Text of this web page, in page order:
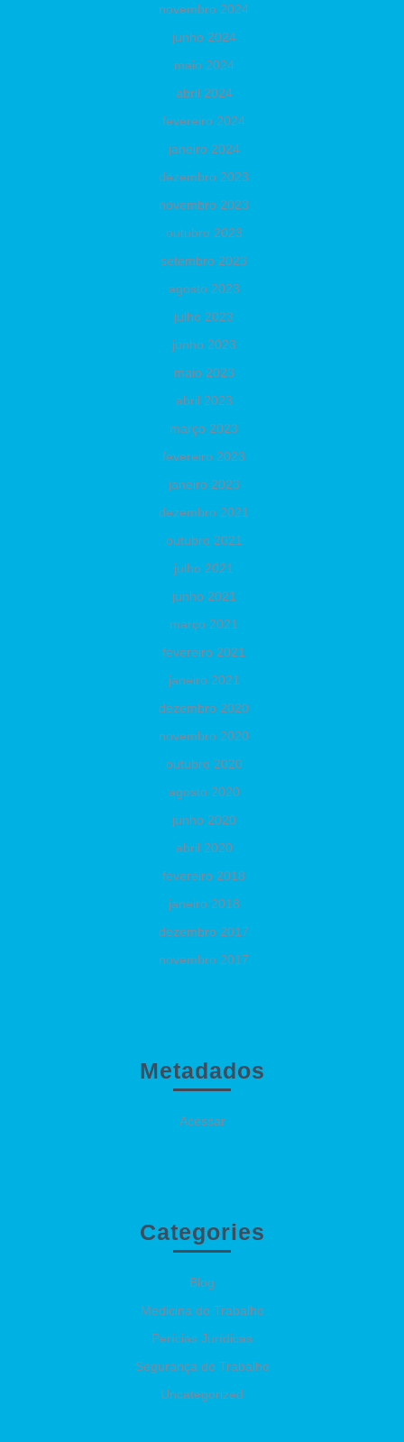
novembro 2024
junho 2024
maio 2024
abril 2024
fevereiro 2024
janeiro 2024
dezembro 2023
novembro 2023
outubro 2023
setembro 2023
agosto 2023
julho 2023
junho 2023
maio 2023
abril 2023
março 2023
fevereiro 2023
janeiro 2023
dezembro 2021
outubro 2021
julho 2021
junho 2021
março 2021
fevereiro 2021
janeiro 2021
dezembro 2020
novembro 2020
outubro 2020
agosto 2020
junho 2020
abril 2020
fevereiro 2018
janeiro 2018
dezembro 2017
novembro 2017
Metadados
Acessar
Categories
Blog
Medicina do Trabalho
Perícias Jurídicas
Segurança do Trabalho
Uncategorized